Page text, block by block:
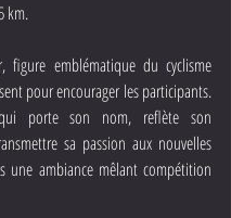
km.
figure emblématique du cyclisme
pour encourager les participants.
porte son nom, reflète son
sa passion aux nouvelles
une ambiance mêlant compétition